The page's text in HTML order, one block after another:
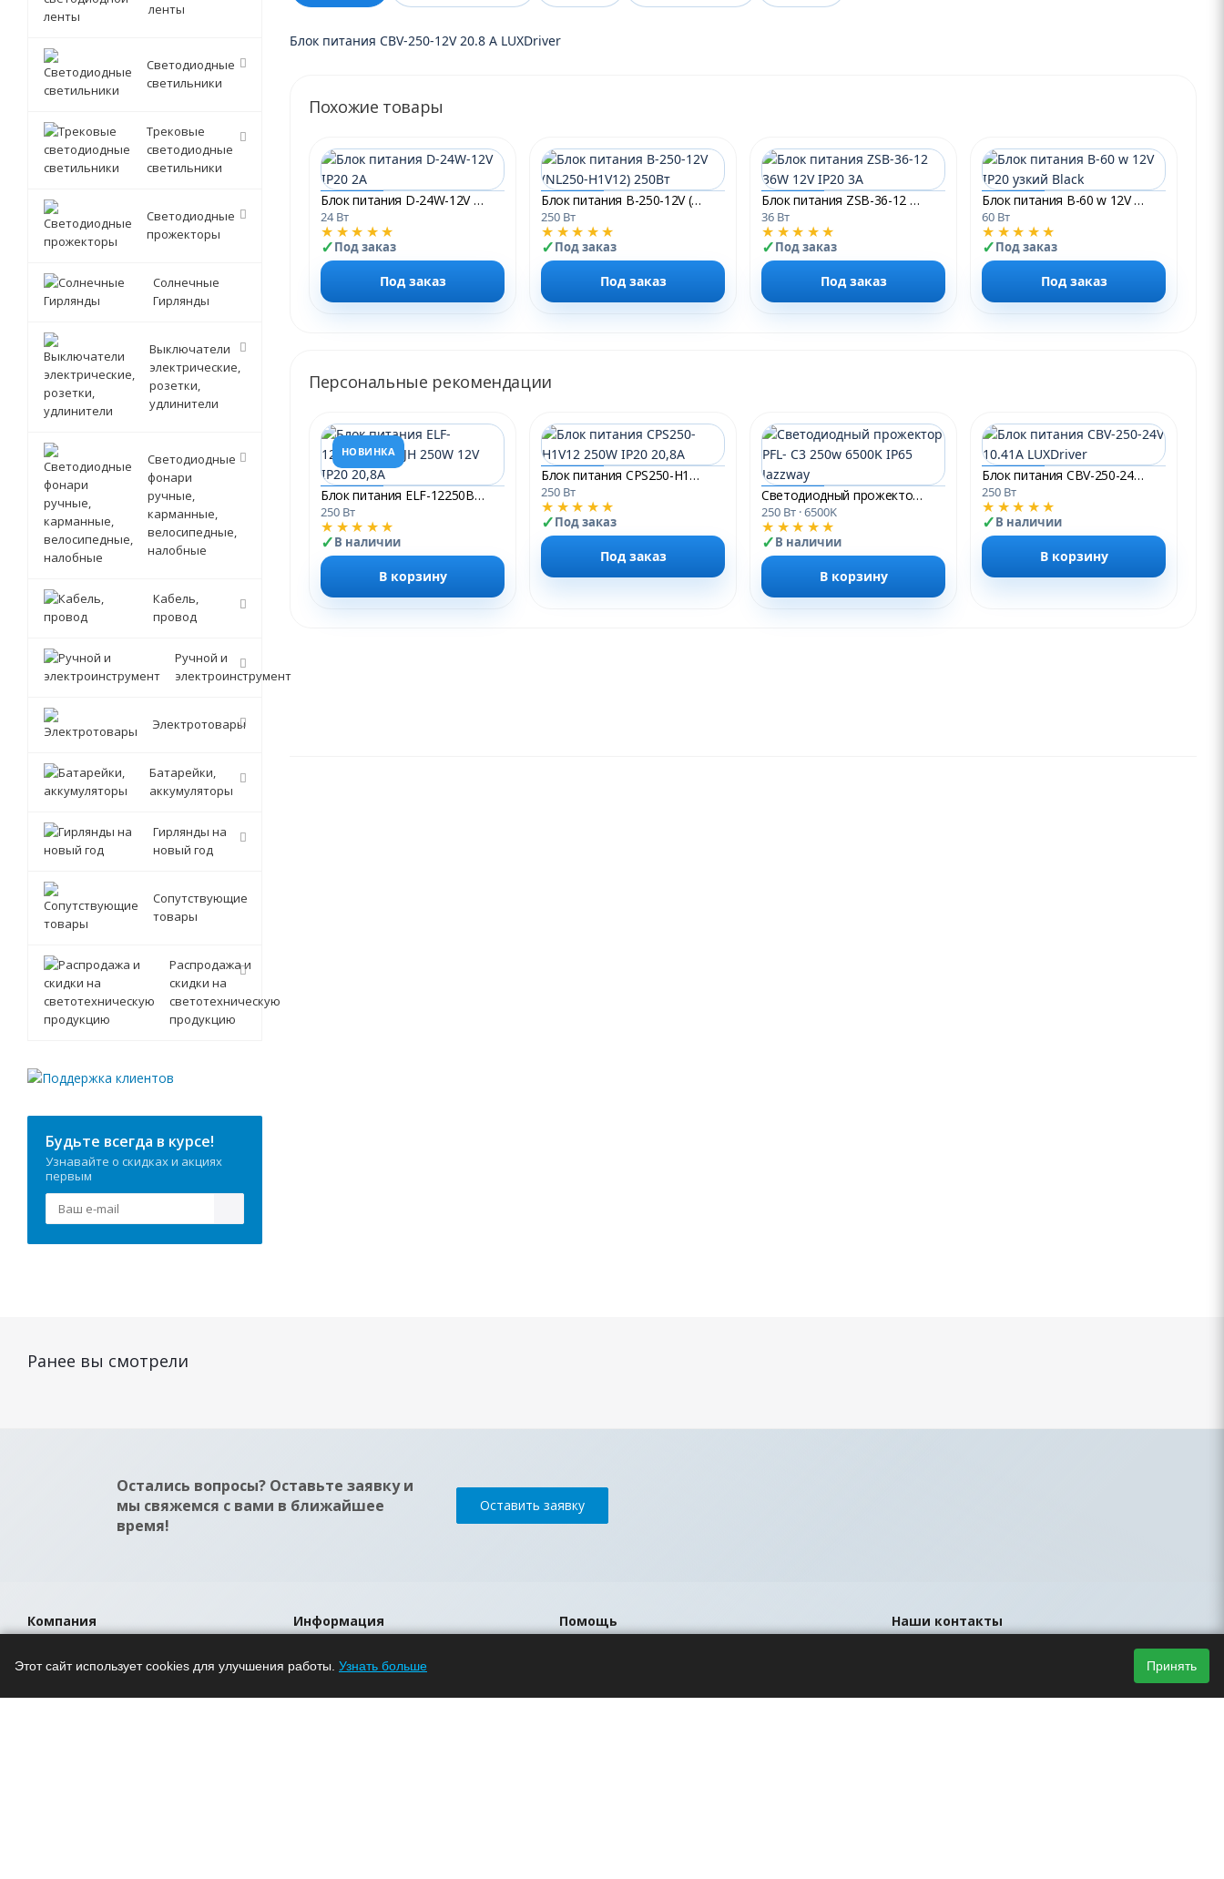
Блок питания CBV-250-12V 20.8 А LUXDriver
Похожие товары
Блок питания D-24W-12V IP20 2A
24 Вт
★★★★★
Под заказ
Под заказ
Блок питания B-250-12V (NL250-H1V12) 250Вт
250 Вт
★★★★★
Под заказ
Под заказ
Блок питания ZSB-36-12 36W 12V IP20 3A
36 Вт
★★★★★
Под заказ
Под заказ
Блок питания B-60 w 12V IP20 узкий Black
60 Вт
★★★★★
Под заказ
Под заказ
Персональные рекомендации
НОВИНКА
Блок питания ELF-12250BEslim-JH 250W 12V IP20 20,8A
250 Вт
★★★★★
В наличии
В корзину
Блок питания CPS250-H1V12 250W IP20 20,8A
250 Вт
★★★★★
Под заказ
Под заказ
Светодиодный прожектор PFL- C3 250w 6500K IP65 Jazzway
250 Вт · 6500K
★★★★★
В наличии
В корзину
Блок питания CBV-250-24V 10.41А LUXDriver
250 Вт
★★★★★
В наличии
В корзину
ленты
Светодиодные
светильники
Трековые
светодиодные
светильники
Светодиодные
прожекторы
Солнечные
Гирлянды
Выключатели
электрические,
розетки,
удлинители
Светодиодные
фонари
ручные,
карманные,
велосипедные,
налобные
Кабель,
провод
Ручной и
электроинструмент
Электротовары
Батарейки,
аккумуляторы
Гирлянды на
новый год
Сопутствующие
товары
Распродажа и
скидки на
светотехническую
продукцию
Будьте всегда в курсе!
Узнавайте о скидках и акциях
первым
Ранее вы смотрели
Остались вопросы? Оставьте заявку и
мы свяжемся с вами в ближайшее
время!
Оставить заявку
Компания
О компании
Информация
Помощь
Помощь Наши контакты
sales@led-portal.ru
Этот сайт использует cookies для улучшения работы. Узнать больше Принять